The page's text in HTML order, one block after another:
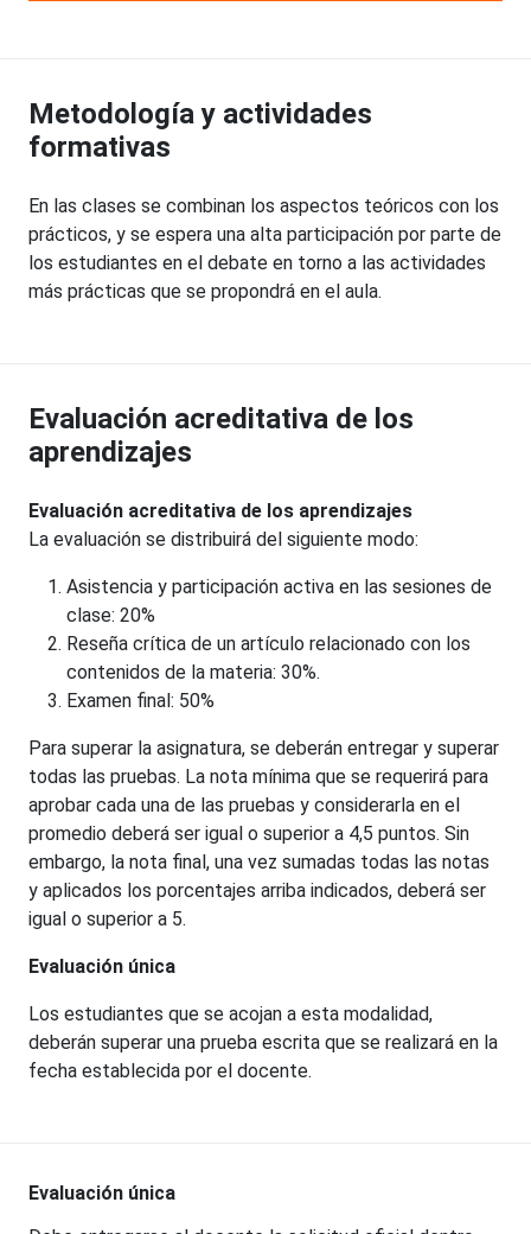
Metodología y actividades
formativas
En las clases se combinan los aspectos teóricos con los
prácticos, y se espera una alta participación por parte de
los estudiantes en el debate en torno a las actividades
más prácticas que se propondrá en el aula.
Evaluación acreditativa de los
aprendizajes
Evaluación acreditativa de los aprendizajes
La evaluación se distribuirá del siguiente modo:
Asistencia y participación activa en las sesiones de
clase: 20%
Reseña crítica de un artículo relacionado con los
contenidos de la materia: 30%.
Examen final: 50%
Para superar la asignatura, se deberán entregar y superar
todas las pruebas. La nota mínima que se requerirá para
aprobar cada una de las pruebas y considerarla en el
promedio deberá ser igual o superior a 4,5 puntos. Sin
embargo, la nota final, una vez sumadas todas las notas
y aplicados los porcentajes arriba indicados, deberá ser
igual o superior a 5.
Evaluación única
Los estudiantes que se acojan a esta modalidad,
deberán superar una prueba escrita que se realizará en la
fecha establecida por el docente.
Evaluación única